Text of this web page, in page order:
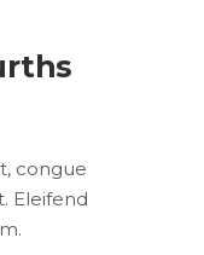
congue
Eleifend